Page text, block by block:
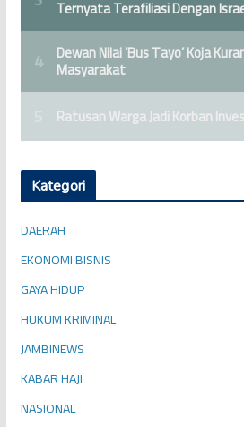
Kategori
DAERAH
EKONOMI BISNIS
GAYA HIDUP
HUKUM KRIMINAL
JAMBINEWS
KABAR HAJI
NASIONAL